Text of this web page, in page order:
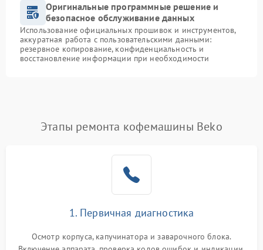
Оригинальные программные решение и
безопасное обслуживание данных
Использование официальных прошивок и инструментов,
аккуратная работа с пользовательскими данными:
резервное копирование, конфиденциальность и
восстановление информации при необходимости
Этапы ремонта кофемашины Beko
1. Первичная диагностика
Осмотр корпуса, капучинатора и заварочного блока.